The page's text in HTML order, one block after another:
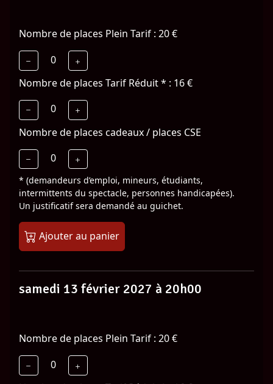
Nombre de places Plein Tarif : 20 €
0
Nombre de places Tarif Réduit * : 16 €
0
Nombre de places cadeaux / places CSE
0
* (demandeurs d’emploi, mineurs, étudiants,
intermittents du spectacle, personnes handicapées).
Un justificatif sera demandé au guichet.
Ajouter au panier
samedi 13 février 2027 à 20h00
Nombre de places Plein Tarif : 20 €
0